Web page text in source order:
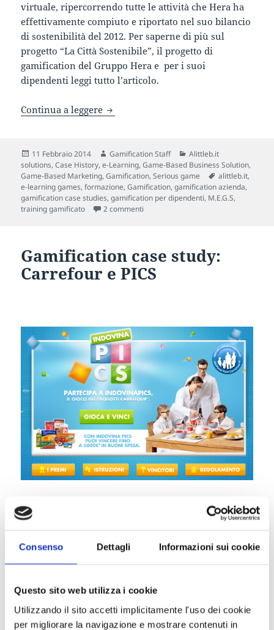
Consenso Dettagli Informazioni sui cookie
Questo sito web utilizza i cookie
Utilizzando il sito accetti implicitamente l'uso dei cookie
per migliorare la navigazione e mostrare contenuti in
virtuale, ripercorrendo tutte le attività che Hera ha
effettivamente compiuto e riportato nel suo bilancio
di sostenibilità del 2012. Per saperne di più sul
progetto “La Città Sostenibile”, il progetto di
gamification del Gruppo Hera e per i suoi
dipendenti leggi tutto l’articolo.
Continua a leggere “La Città Sostenibile” del Gruppo
Scritto
il
11 Febbraio 2014 Autore
Gamification Staff Categorie
Alittleb.it
solutions,Case History,e-Learning,Game-Based Business Solution,
Game-Based Marketing,Gamification,Serious game Tag
alittleb.it,
e-learning games,formazione,Gamification,gamification azienda,
gamification case studies,gamification per dipendenti, M.E.G.S,
training gamificato
2 commenti
Gamification case study:
Carrefour e PICS
L’azienda francese lancia un’iniziativa che mette
in palio buoni della spesa all’interno dei propri
e per cellulari, che utilizza diversi strumenti
della Gamification per creare engagement per i
quadro delle sue potenzialità e caratteristiche.